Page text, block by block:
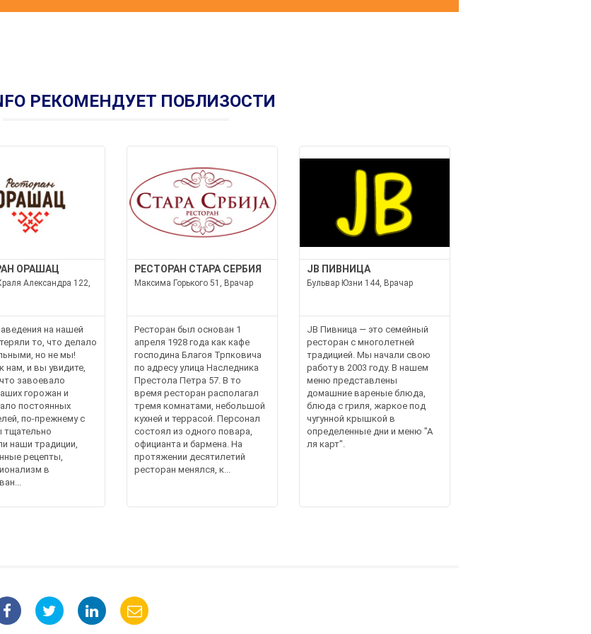
РЕКОМЕНДУЕТ ПОБЛИЗОСТИ
ОРАШАЦ
Александра 122,
на нашей
то, что делало
но не мы!
нам, и вы увидите,
завоевало
горожан и
постоянных
по-прежнему с
наши традиции,
рецепты,
в
РЕСТОРАН СТАРА СЕРБИЯ
Максима Горького 51, Врачар
Ресторан был основан 1
апреля 1928 года как кафе
господина Благоя Трпковича
по адресу улица Наследника
Престола Петра 57. В то
время ресторан располагал
тремя комнатами, небольшой
кухней и террасой. Персонал
состоял из одного повара,
официанта и бармена. На
протяжении десятилетий
ресторан менялся, к...
JB ПИВНИЦА
Бульвар Юзни 144, Врачар
JB Пивница — это семейный
ресторан с многолетней
традицией. Мы начали свою
работу в 2003 году. В нашем
меню представлены
домашние вареные блюда,
блюда с гриля, жаркое под
чугунной крышкой в
определенные дни и меню "А
ля карт".